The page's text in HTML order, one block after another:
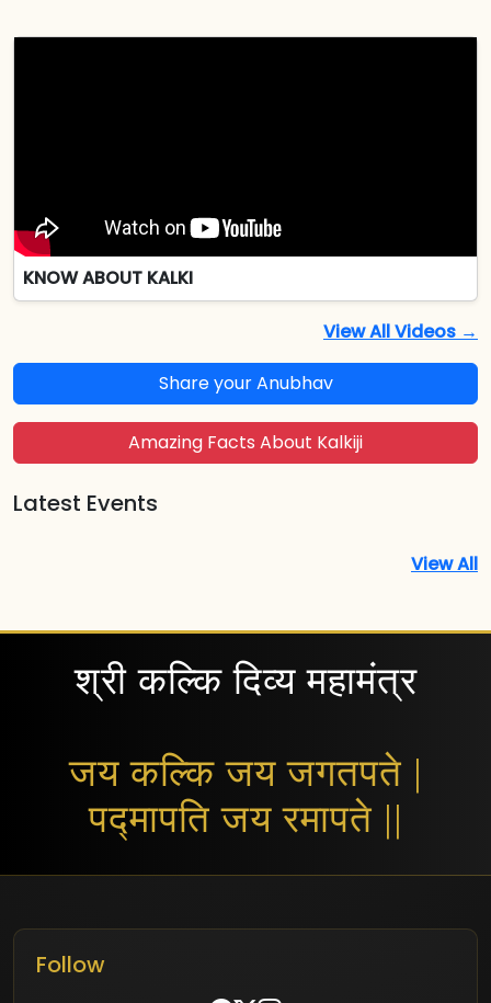
KNOW ABOUT KALKI
View All Videos →
Share your Anubhav
Amazing Facts About Kalkiji
Latest Events
View All
श्री कल्कि दिव्य महामंत्र
जय कल्कि जय जगतपते |
पद्मापति जय रमापते ||
Follow